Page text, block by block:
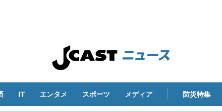
IT エンタメ スポーツ メディア 防災特集